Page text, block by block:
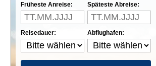
Früheste Anreise:
Reisedauer:
Späteste Abreise:
Abflughafen: